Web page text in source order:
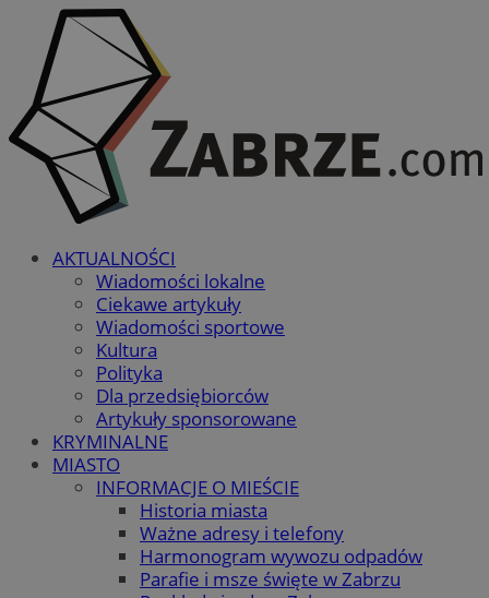
AKTUALNOŚCI
Wiadomości lokalne
Ciekawe artykuły
Wiadomości sportowe
Kultura
Polityka
Dla przedsiębiorców
Artykuły sponsorowane
KRYMINALNE
MIASTO
INFORMACJE O MIEŚCIE
Historia miasta
Ważne adresy i telefony
Harmonogram wywozu odpadów
Parafie i msze święte w Zabrzu